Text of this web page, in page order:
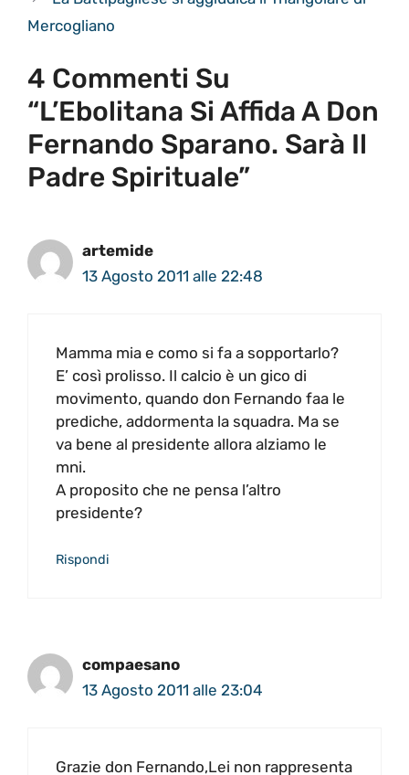
Mercogliano
4 Commenti Su
“L’Ebolitana Si Affida A Don
Fernando Sparano. Sarà Il
Padre Spirituale”
artemide
13 Agosto 2011 alle 22:48
Mamma mia e como si fa a sopportarlo?
E’ così prolisso. Il calcio è un gico di
movimento, quando don Fernando faa le
prediche, addormenta la squadra. Ma se
va bene al presidente allora alziamo le
mni.
A proposito che ne pensa l’altro
presidente?
Rispondi
compaesano
13 Agosto 2011 alle 23:04
Grazie don Fernando,Lei non rappresenta